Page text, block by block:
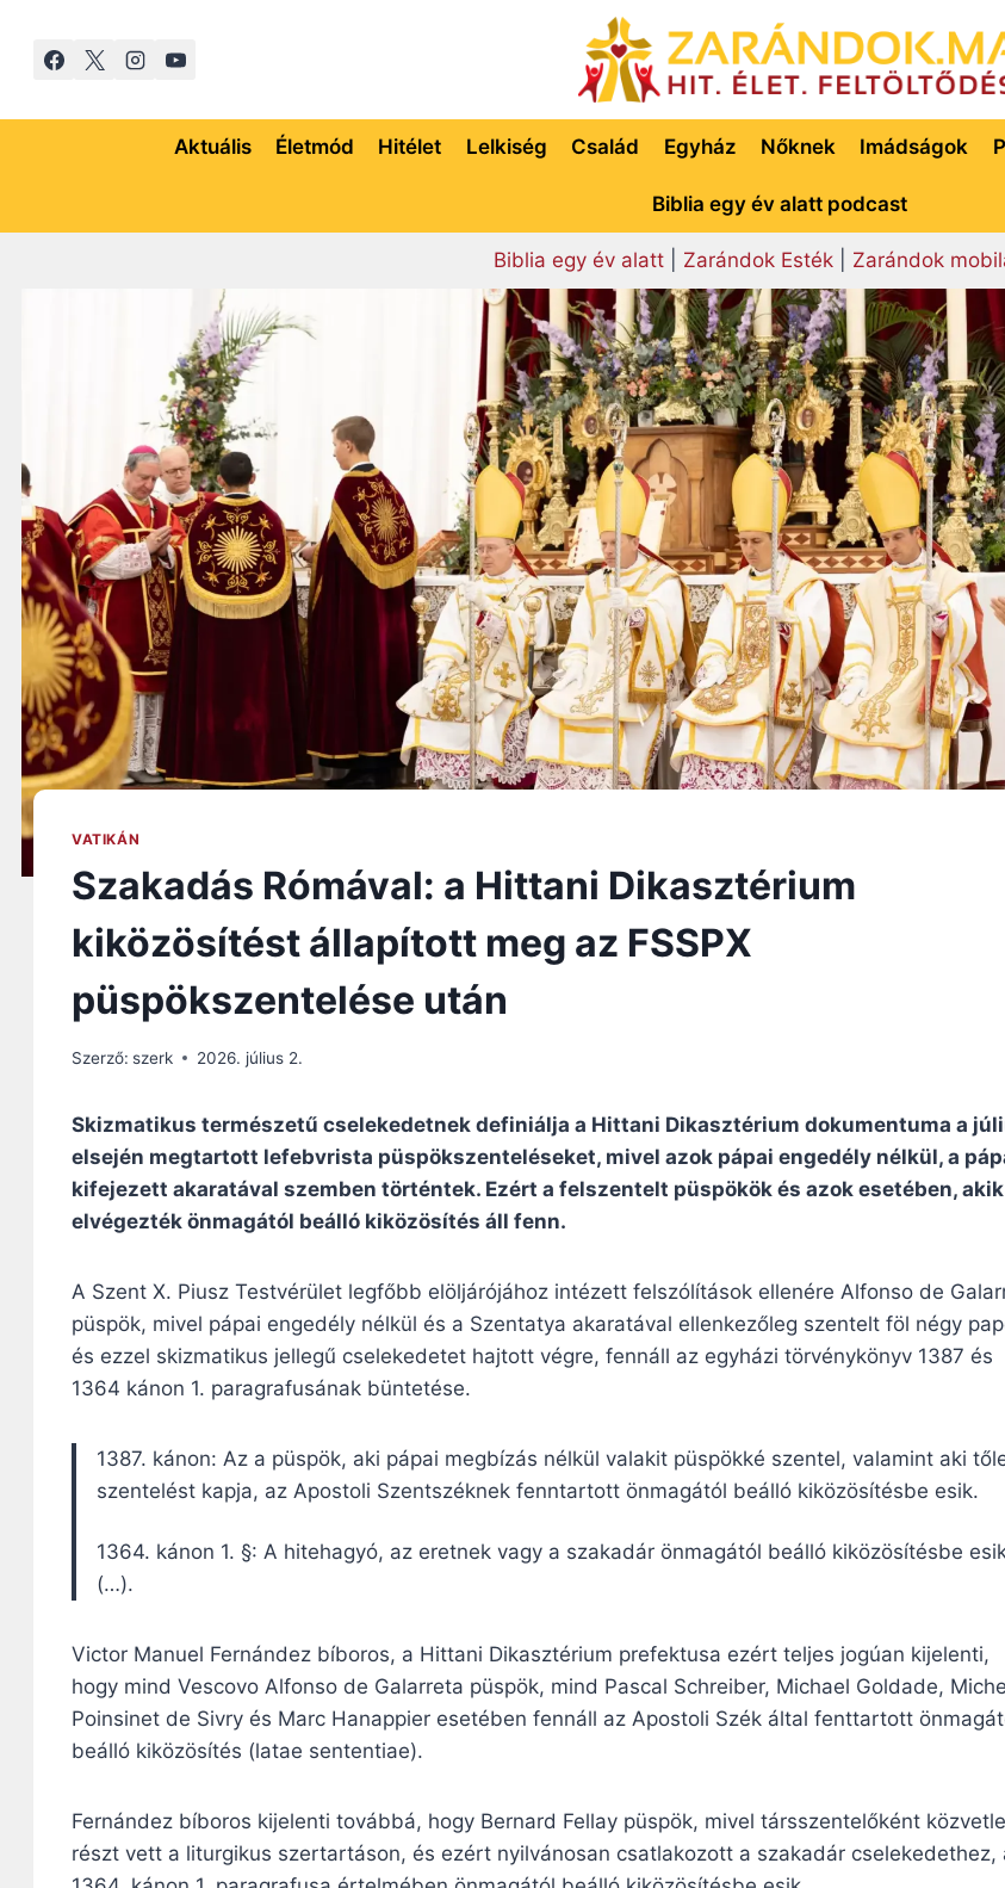
Aktuális Életmód Hitélet Lelkiség Család Egyház Nőknek Imádságok
Biblia egy év alatt podcast
Biblia egy év alatt| Zarándok Esték| Zarándok
VATIKÁN
Szakadás Rómával: a Hittani Dikasztérium
kiközösítést állapított meg az FSSPX
püspökszentelése után
Szerző: szerk 2026. július 2.
Skizmatikus természetű cselekedetnek definiálja a Hittani Dikasztérium dokumentuma a
elsején megtartott lefebvrista püspökszenteléseket, mivel azok pápai engedély nélkül, a
kifejezett akaratával szemben történtek. Ezért a felszentelt püspökök és azok esetében,
elvégezték önmagától beálló kiközösítés áll fenn.
A Szent X. Piusz Testvérület legfőbb elöljárójához intézett felszólítások ellenére Alfonso de
püspök, mivel pápai engedély nélkül és a Szentatya akaratával ellenkezőleg szentelt föl négy
és ezzel skizmatikus jellegű cselekedetet hajtott végre, fennáll az egyházi törvénykönyv 1387 és
1364 kánon 1. paragrafusának büntetése.
1387. kánon: Az a püspök, aki pápai megbízás nélkül valakit püspökké szentel, valamint aki
szentelést kapja, az Apostoli Szentszéknek fenntartott önmagától beálló kiközösítésbe esik.
1364. kánon 1. §: A hitehagyó, az eretnek vagy a szakadár önmagától beálló kiközösítésbe
(…).
Victor Manuel Fernández bíboros, a Hittani Dikasztérium prefektusa ezért teljes jogúan kijelenti,
hogy mind Vescovo Alfonso de Galarreta püspök, mind Pascal Schreiber, Michael Goldade,
Poinsinet de Sivry és Marc Hanappier esetében fennáll az Apostoli Szék által fenttartott
beálló kiközösítés (latae sententiae).
Fernández bíboros kijelenti továbbá, hogy Bernard Fellay püspök, mivel társszentelőként
részt vett a liturgikus szertartáson, és ezért nyilvánosan csatlakozott a szakadár cselekedethez,